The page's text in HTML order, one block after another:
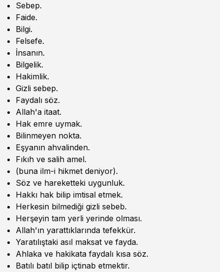
Sebep.
Faide.
Bilgi.
Felsefe.
İnsanın.
Bilgelik.
Hakimlik.
Gizli sebep.
Faydalı söz.
Allah'a itaat.
Hak emre uymak.
Bilinmeyen nokta.
Eşyanın ahvalinden.
Fıkıh ve salih amel.
(buna ilm-i hikmet deniyor).
Söz ve hareketteki uygunluk.
Hakkı hak bilip imtisal etmek.
Herkesin bilmediği gizli sebeb.
Herşeyin tam yerli yerinde olması.
Allah'ın yarattıklarında tefekkür.
Yaratılıştaki asıl maksat ve fayda.
Ahlaka ve hakikata faydalı kısa söz.
Batılı batıl bilip içtinab etmektir.